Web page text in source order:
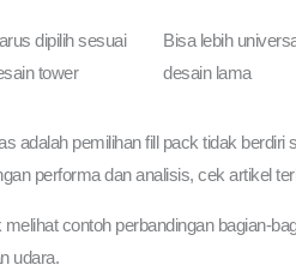
dipilih sesuai
tower
Bisa lebih
desain lama
adalah pemilihan fill pack tidak
performa dan analisis, cek artikel
melihat contoh perbandingan bagian-
udara.